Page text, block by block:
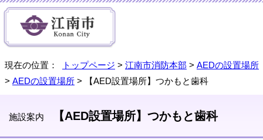
現在の位置： トップページ > 江南市消防本部 > AEDの設置場所
> AEDの設置場所 > 【AED設置場所】つかもと歯科
施設案内 【AED設置場所】つかもと歯科